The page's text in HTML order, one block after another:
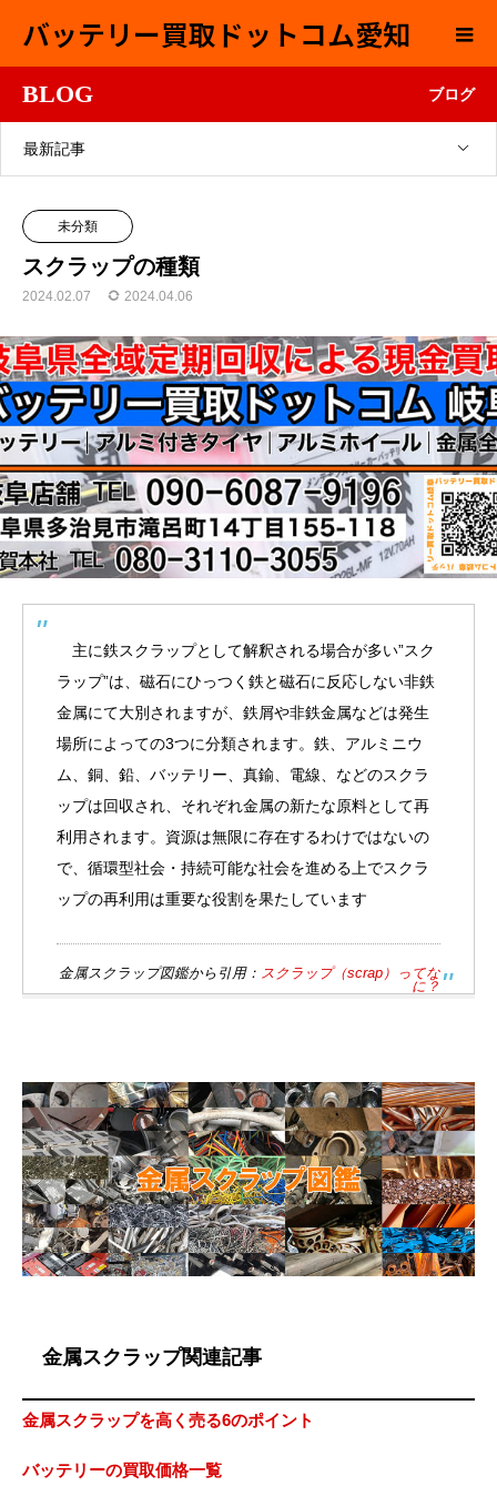
バッテリー買取ドットコム愛知
BLOG ブログ
最新記事
未分類
スクラップの種類
2024.02.07 2024.04.06
主に鉄スクラップとして解釈される場合が多い”スク
ラップ”は、磁石にひっつく鉄と磁石に反応しない非鉄
金属にて大別されますが、鉄屑や非鉄金属などは発生
場所によっての3つに分類されます。鉄、アルミニウ
ム、銅、鉛、バッテリー、真鍮、電線、などのスクラ
ップは回収され、それぞれ金属の新たな原料として再
利用されます。資源は無限に存在するわけではないの
で、循環型社会・持続可能な社会を進める上でスクラ
ップの再利用は重要な役割を果たしています
金属スクラップ図鑑から引用： スクラップ（scrap）ってな
に？
金属スクラップ関連記事
金属スクラップを高く売る6のポイント
バッテリーの買取価格一覧